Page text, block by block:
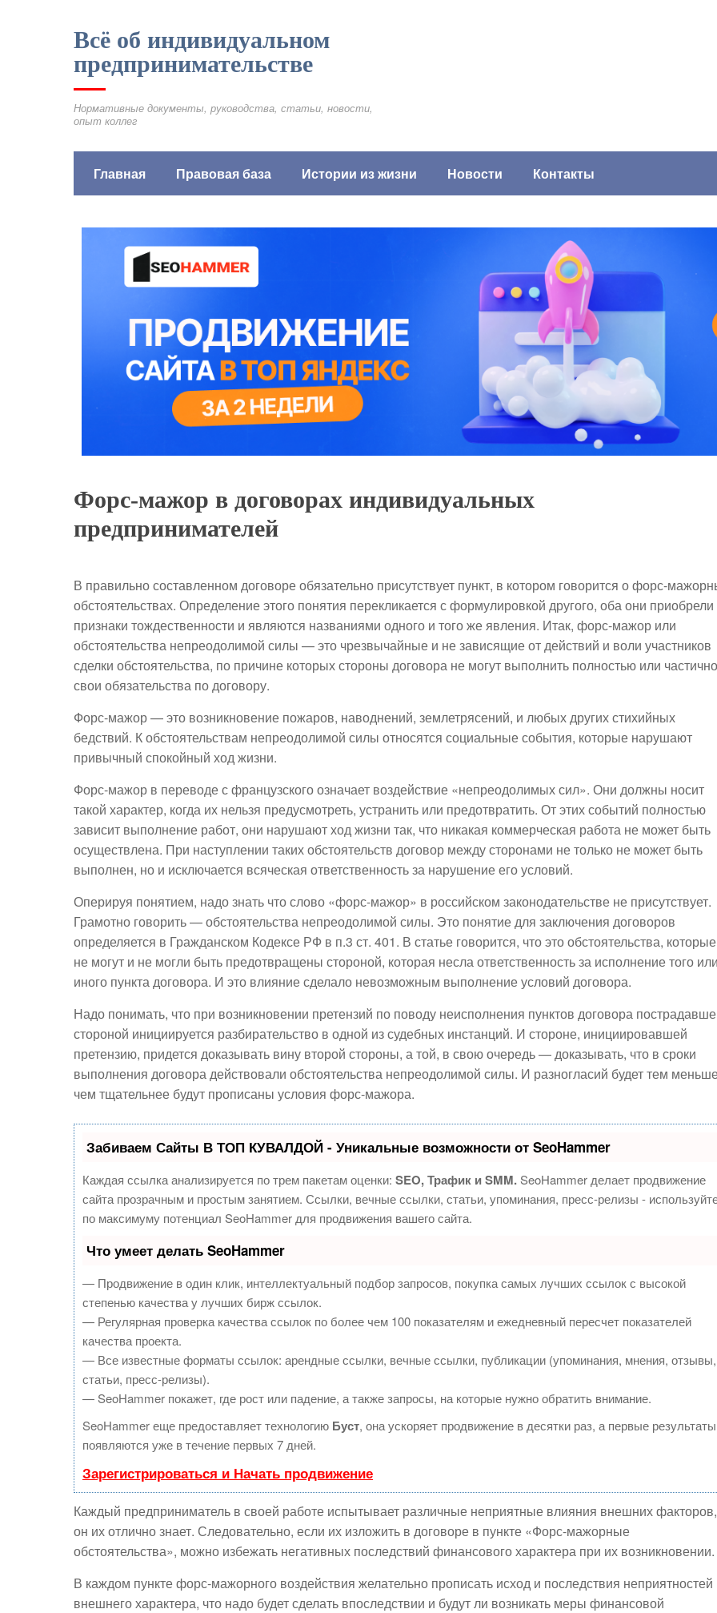
Всё об индивидуальном
предпринимательстве
Нормативные документы, руководства, статьи, новости,
опыт коллег
Главная Правовая база Истории из жизни Новости Контакты
Форс-мажор в договорах индивидуальных
предпринимателей
В правильно составленном договоре обязательно присутствует пункт, в котором говорится о форс-
обстоятельствах. Определение этого понятия перекликается с формулировкой другого, оба они приобрели
признаки тождественности и являются названиями одного и того же явления. Итак, форс-мажор или
обстоятельства непреодолимой силы — это чрезвычайные и не зависящие от действий и воли участников
сделки обстоятельства, по причине которых стороны договора не могут выполнить полностью или частично
свои обязательства по договору.
Форс-мажор — это возникновение пожаров, наводнений, землетрясений, и любых других стихийных
бедствий. К обстоятельствам непреодолимой силы относятся социальные события, которые нарушают
привычный спокойный ход жизни.
Форс-мажор в переводе с французского означает воздействие «непреодолимых сил». Они должны носит
такой характер, когда их нельзя предусмотреть, устранить или предотвратить. От этих событий полностью
зависит выполнение работ, они нарушают ход жизни так, что никакая коммерческая работа не может быть
осуществлена. При наступлении таких обстоятельств договор между сторонами не только не может быть
выполнен, но и исключается всяческая ответственность за нарушение его условий.
Оперируя понятием, надо знать что слово «форс-мажор» в российском законодательстве не присутствует.
Грамотно говорить — обстоятельства непреодолимой силы. Это понятие для заключения договоров
определяется в Гражданском Кодексе РФ в п.3 ст. 401. В статье говорится, что это обстоятельства, которые
не могут и не могли быть предотвращены стороной, которая несла ответственность за исполнение того
иного пункта договора. И это влияние сделало невозможным выполнение условий договора.
Надо понимать, что при возникновении претензий по поводу неисполнения пунктов договора
стороной инициируется разбирательство в одной из судебных инстанций. И стороне, инициировавшей
претензию, придется доказывать вину второй стороны, а той, в свою очередь — доказывать, что в сроки
выполнения договора действовали обстоятельства непреодолимой силы. И разногласий будет тем
чем тщательнее будут прописаны условия форс-мажора.
Забиваем Сайты В ТОП КУВАЛДОЙ - Уникальные возможности от SeoHammer
Каждая ссылка анализируется по трем пакетам оценки: SEO, Трафик и SMM.SeoHammer делает продвижение
сайта прозрачным и простым занятием. Ссылки, вечные ссылки, статьи, упоминания, пресс-релизы -
по максимуму потенциал SeoHammer для продвижения вашего сайта.
Что умеет делать SeoHammer
— Продвижение в один клик, интеллектуальный подбор запросов, покупка самых лучших ссылок с высокой
степенью качества у лучших бирж ссылок.
— Регулярная проверка качества ссылок по более чем 100 показателям и ежедневный пересчет показателей
качества проекта.
— Все известные форматы ссылок: арендные ссылки, вечные ссылки, публикации (упоминания, мнения, отзывы,
статьи, пресс-релизы).
— SeoHammer покажет, где рост или падение, а также запросы, на которые нужно обратить внимание.
SeoHammer еще предоставляет технологию Буст, она ускоряет продвижение в десятки раз, а первые результаты
появляются уже в течение первых 7 дней.
Зарегистрироваться и Начать продвижение
Каждый предприниматель в своей работе испытывает различные неприятные влияния внешних факторов,
он их отлично знает. Следовательно, если их изложить в договоре в пункте «Форс-мажорные
обстоятельства», можно избежать негативных последствий финансового характера при их возникновении.
В каждом пункте форс-мажорного воздействия желательно прописать исход и последствия неприятностей
внешнего характера, что надо будет сделать впоследствии и будут ли возникать меры финансовой